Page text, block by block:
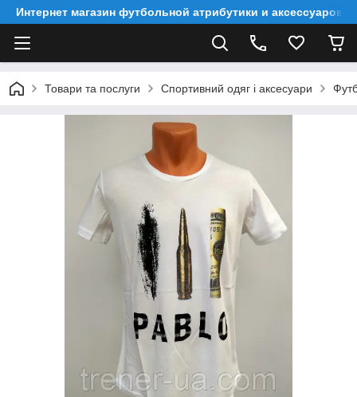
Интернет магазин футбольной атрибутики и аксессуаров
Товари та послуги Спортивний одяг і аксесуари